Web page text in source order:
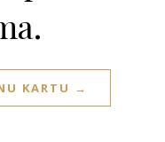
KARTU →